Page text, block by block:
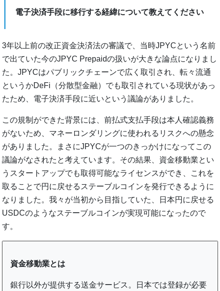
電子決済手段に移行する経緯について教えてください
3年以上前の改正資金決済法の審議で、当時JPYCという名前
で出ていた今のJPYC Prepaidの扱いが大きな論点になりまし
た。JPYCはパブリックチェーンで広く取引され、転々流通
というかDeFi（分散型金融）でも取引されている現状があっ
たため、電子決済手段に近いという議論がありました。
この規制ができた背景には、前払式支払手段は本人確認義務
がないため、マネーロンダリングに使われるリスクへの懸念
がありました。まさにJPYCが一つのきっかけになってこの
議論がなされたと考えています。その結果、資金移動業とい
うスタートアップでも取得可能なライセンスができ、これを
取ることで円に戻せるステーブルコインを発行できるように
なりました。我々が当初から目指していた、日本円に戻せる
USDCのようなステーブルコインが実現可能になったので
す。
資金移動業とは
銀行以外が提供する送金サービス。日本では登録が必要